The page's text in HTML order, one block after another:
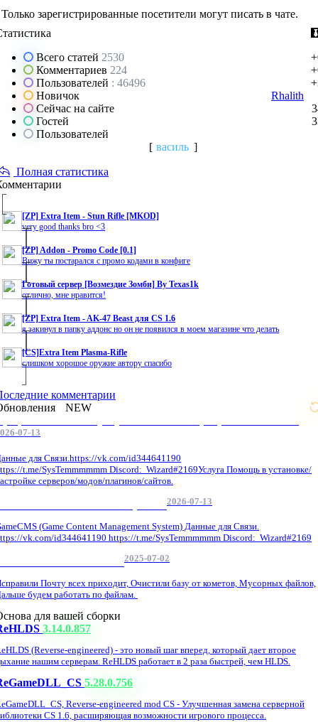
Только зарегистрированные посетители могут писать в чате.
Всего статей 2530
Комментариев 224
Пользователей : 46496
Новичок
Rhalith
Сейчас на сайте
Гостей
Пользователей
[ василь ]
Полная статистика
[ZP] Extra Item - Stun Rifle [MKOD]
very good thanks bro <3
[ZP] Addon - Promo Code [0.1]
Вижу ты постарался с промо кодами в конфиге
Готовый сервер [Возмездие Зомби] By Texas1k
отлично, мне нравится!
[ZP] Extra Item - AK-47 Beast для CS 1.6
я закинул в папку аддонс но он не появился в моем магазине что делать
[CS]Extra Item Plasma-Rifle
слишком хорошое оружие автору спасибо
комментарии
NEW
07-13
для Связи.https://vk.com/id344641190
t.me/SysTemmmmmm Discord: Wizard#2169Услуга Помощь в установке/
серверов/модов/плагинов/сайтов.
2026-07-13
(Game Content Management System) Данные для Связи.
vk.com/id344641190 https://t.me/SysTemmmmmm Discord: Wizard#2169
2025-07-02
Почту всех приходит, Очистили базу от кометов, Мусорных файлов,
будем работать по файлам.
для вашей сборки
3.14.0.857
(Reverse-engineered) - это новый шаг вперед, который дает второе
нашим серверам. ReHLDS работает в 2 раза быстрей, чем HLDS.
5.28.0.756
Reverse-engineered mod CS - Улучшенная замена серверной
CS 1.6, расширяющая возможности игрового процесса.